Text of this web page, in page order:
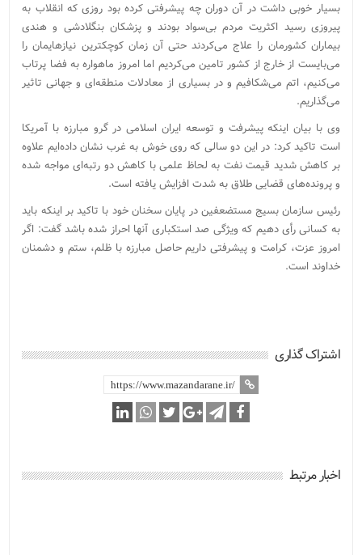
بسیار خوبی داشت در آن دوران چه پیشرفتی کرده بود روزی که انقلاب به
پیروزی رسید اکثریت مردم بی‌سواد بودند و پزشکان بنگلادشی و هندی
بیماران کشورمان را علاج می‌کردند حتی آن زمان کوچکترین نیازهایمان را
می‌بایست از خارج از کشور تامین می‌کردیم اما امروز ماهواره به فضا پرتاب
می‌کنیم، اتم می‌شکافیم و در بسیاری از معادلات منطقه‌ای و جهانی تاثیر
می‌گذاریم.
وی با بیان اینکه پیشرفت و توسعه ایران اسلامی در گرو مبارزه با آمریکا
است تاکید کرد: در این دو سالی که روی خوش به غرب نشان داده‌ایم علاوه
بر کاهش شدید قیمت نفت به لحاظ علمی با کاهش دو رتبه‌ای مواجه شده
و پرونده‌های قضایی طلاق به شدت افزایش یافته است.
رئیس سازمان بسیج مستضعفین در پایان سخنان خود با تاکید بر اینکه باید
به کسانی رأی دهیم که ویژگی صد استکباری آنها احراز شده باشد گفت: اگر
امروز عزت، کرامت و پیشرفتی داریم حاصل مبارزه با ظلم، ستم و دشمنان
خداوند است.
اشتراک گذاری
اخبار مرتبط